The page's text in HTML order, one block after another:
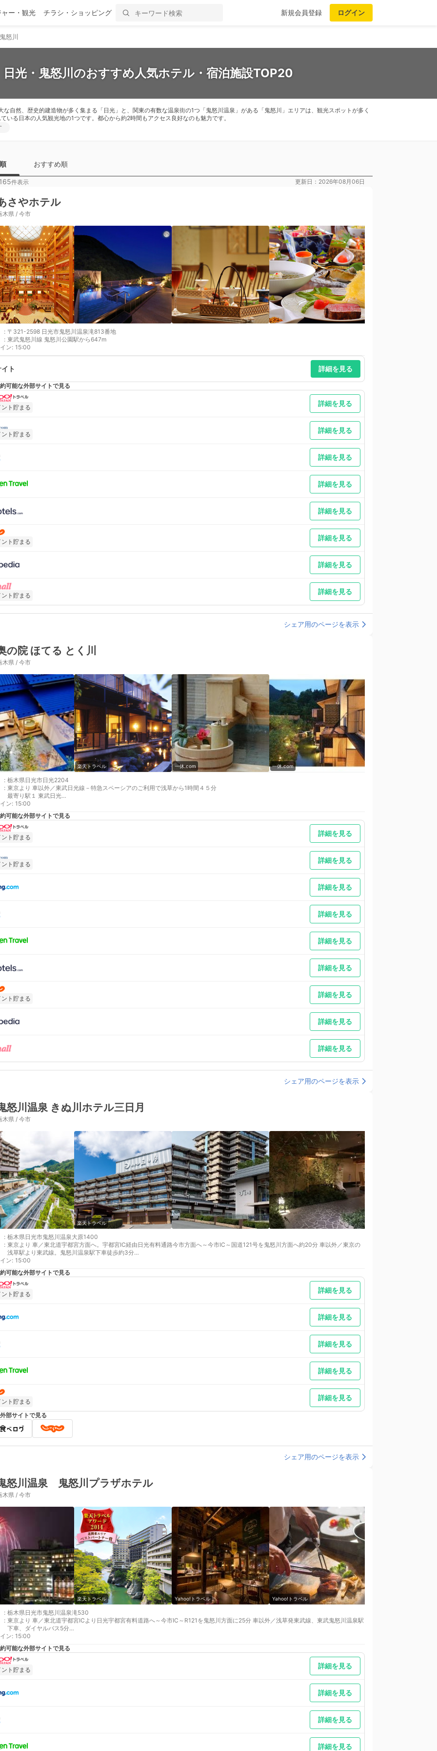
ー・観光 チラシ・ショッピング 新規会員登録 ログイン
怒川
光・鬼怒川のおすすめ人気ホテル・宿泊施設TOP20
自然、歴史的建造物が多く集まる「日光」と、関東の有数な温泉街の1つ「鬼怒川温泉」がある「鬼怒川」エリアは、観光スポットが多く
いる日本の人気観光地の1つです。都心から約2時間もアクセス良好なのも魅力です。
おすすめ順
件表示 更新日：2026年08月06日
さやホテル
木県 / 今市
: 〒321-2598 日光市鬼怒川温泉滝813番地
: 東武鬼怒川線 鬼怒川公園駅から647m
ン: 15:00
ト 詳細を見る
可能な外部サイトで見る
ント貯まる 詳細を見る
ント貯まる 詳細を見る
詳細を見る
詳細を見る
詳細を見る
ント貯まる 詳細を見る
詳細を見る
ント貯まる 詳細を見る
シェア用のページを表示
の院 ほてる とく川
木県 / 今市
楽天トラベル 一休.com 一休.com
: 栃木県日光市日光2204
: 東京より 車以外／東武日光線－特急スペーシアのご利用で浅草から1時間４５分
最寄り駅１ 東武日光
最寄り駅２ 日光
補足 車以外／ＪＲ・東武日光駅より送迎バスあり(事前予約制・定時運行）
ン: 15:00
可能な外部サイトで見る
ント貯まる 詳細を見る
ント貯まる 詳細を見る
詳細を見る
詳細を見る
詳細を見る
詳細を見る
ント貯まる 詳細を見る
詳細を見る
詳細を見る
シェア用のページを表示
怒川温泉 きぬ川ホテル三日月
木県 / 今市
楽天トラベル
: 栃木県日光市鬼怒川温泉大原1400
: 東京より 車／東北道宇都宮方面へ。宇都宮IC経由日光有料通路今市方面へ～今市IC～国道121号を鬼怒川方面へ約20分 車以外／東京の
浅草駅より東武線。鬼怒川温泉駅下車徒歩約3分
最寄り駅１ 鬼怒川温泉
補足 車／お車は玄関先へつけてください。係りが駐車場のご案内をさせていただきます。駐車料は宿泊者は無料になります（通常：１
台1,100円）
ン: 15:00
可能な外部サイトで見る
ント貯まる 詳細を見る
詳細を見る
詳細を見る
詳細を見る
ント貯まる 詳細を見る
部サイトで見る
シェア用のページを表示
怒川温泉 鬼怒川プラザホテル
木県 / 今市
楽天トラベル Yahoo!トラベル Yahoo!トラベル
: 栃木県日光市鬼怒川温泉滝530
: 東京より 車／東北道宇都宮ICより日光宇都宮有料道路へ～今市IC～R121を鬼怒川方面に25分 車以外／浅草発東武線、東武鬼怒川温泉駅
下車、ダイヤルバス5分
最寄り駅１ 鬼怒川温泉
ン: 15:00
可能な外部サイトで見る
ント貯まる 詳細を見る
詳細を見る
詳細を見る
詳細を見る